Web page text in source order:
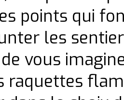
points qui
les
vous
raquettes